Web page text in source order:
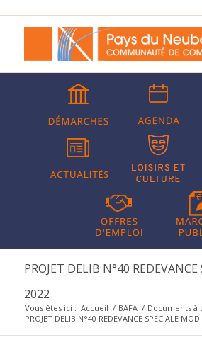
PROJET DELIB N°40
2022
Vous êtes ici : Accueil / BAFA / Documents à
PROJET DELIB N°40 REDEVANCE SPECIALE